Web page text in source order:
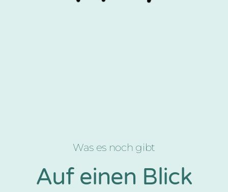
Was es noch gibt
Auf einen Blick